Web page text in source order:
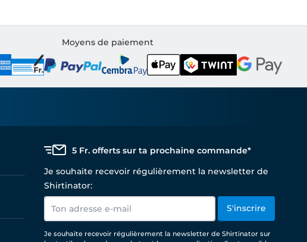
Moyens de paiement
5 Fr. offerts sur ta prochaine commande*
Je souhaite recevoir régulièrement la newsletter de
Shirtinator:
S'inscrire
Je souhaite recevoir régulièrement la newsletter de Shirtinator sur